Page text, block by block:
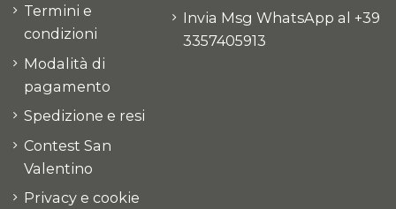
Termini e
condizioni
Modalità di
pagamento
Spedizione e resi
Contest San
Valentino
Privacy e cookie
Invia Msg WhatsApp al +39
3357405913